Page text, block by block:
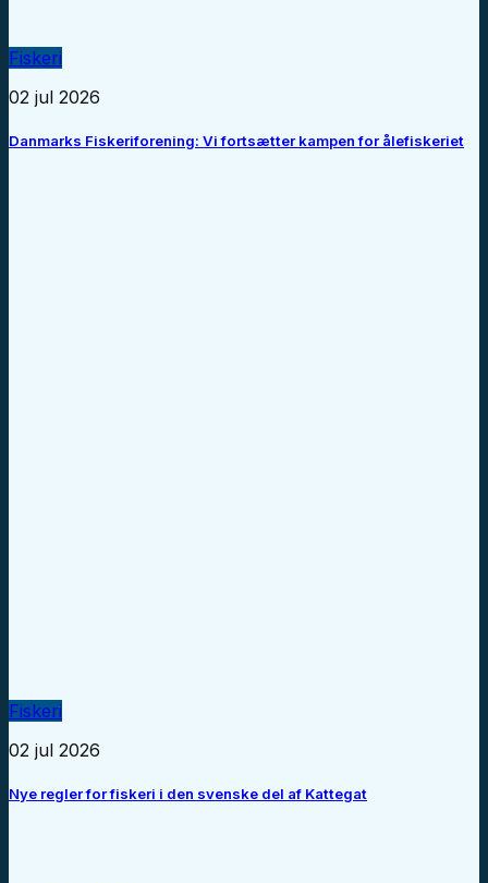
Fiskeri
02 jul 2026
Danmarks Fiskeriforening: Vi fortsætter kampen for ålefiskeriet
Fiskeri
02 jul 2026
Nye regler for fiskeri i den svenske del af Kattegat